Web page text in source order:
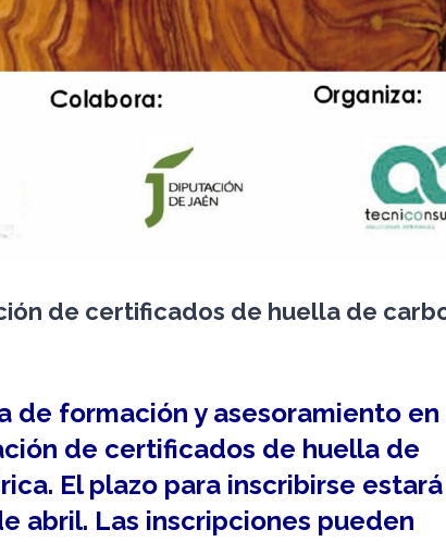
de certificados de huella de
de formación y asesoramiento en
de certificados de huella de
El plazo para inscribirse estará
abril. Las inscripciones pueden